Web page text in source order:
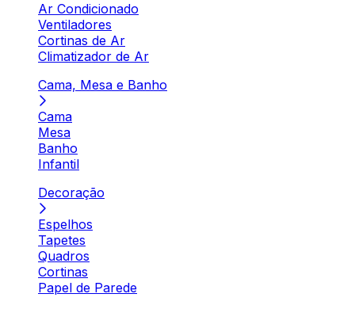
Ar Condicionado
Ventiladores
Cortinas de Ar
Climatizador de Ar
Cama, Mesa e Banho
Cama
Mesa
Banho
Infantil
Decoração
Espelhos
Tapetes
Quadros
Cortinas
Papel de Parede